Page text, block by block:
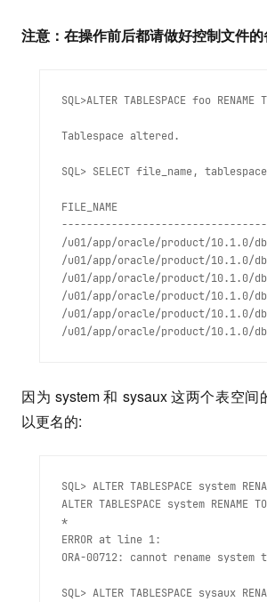
注意：在操作前后都请做好控制文件
SQL>ALTER TABLESPACE foo
Tablespace altered.
SQL> SELECT file_name,
FILE_NAME
/u01/app/oracle/product/10.1.0/
/u01/app/oracle/product/10.1.0/
/u01/app/oracle/product/10.1.0/
/u01/app/oracle/product/10.1.0/
/u01/app/oracle/product/10.1.0/
因为 system 和 sysaux 这两个表空
以更名的:
SQL> ALTER TABLESPACE system
ALTER TABLESPACE system RENAME
*
ERROR at line 1:
ORA-00712: cannot rename system
SQL> ALTER TABLESPACE sysaux